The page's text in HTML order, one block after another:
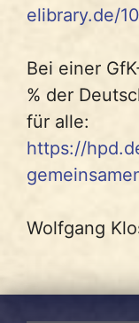
elibrary.de/
Bei einer
% der
für alle:
https://
Wolfgang